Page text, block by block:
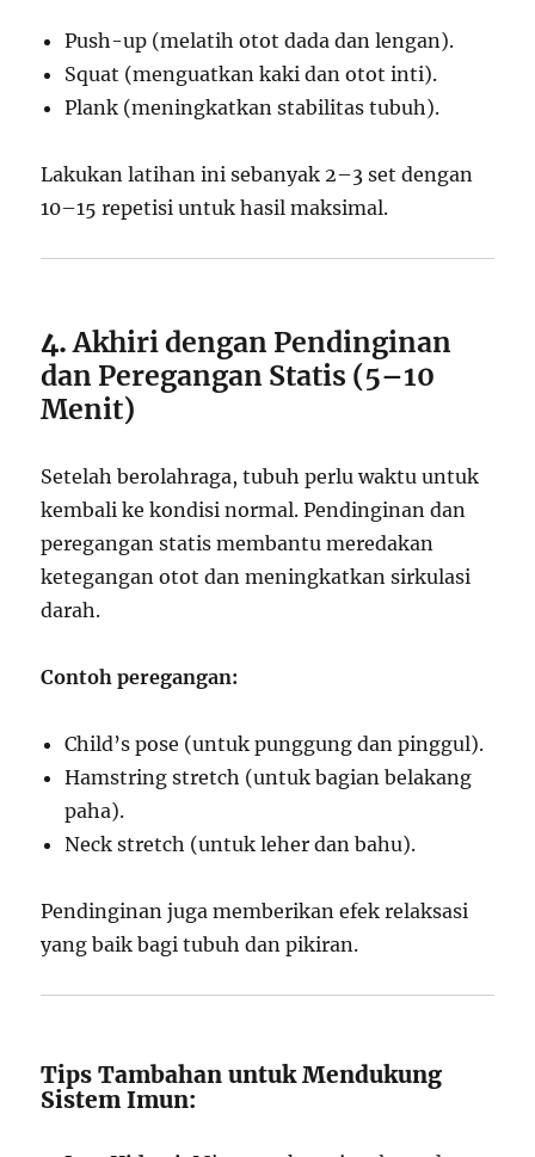
Push-up (melatih otot dada dan lengan).
Squat (menguatkan kaki dan otot inti).
Plank (meningkatkan stabilitas tubuh).
Lakukan latihan ini sebanyak 2–3 set dengan
10–15 repetisi untuk hasil maksimal.
4.Akhiri dengan Pendinginan
dan Peregangan Statis (5–10
Menit)
Setelah berolahraga, tubuh perlu waktu untuk
kembali ke kondisi normal. Pendinginan dan
peregangan statis membantu meredakan
ketegangan otot dan meningkatkan sirkulasi
darah.
Contoh peregangan:
Child’s pose (untuk punggung dan pinggul).
Hamstring stretch (untuk bagian belakang
paha).
Neck stretch (untuk leher dan bahu).
Pendinginan juga memberikan efek relaksasi
yang baik bagi tubuh dan pikiran.
Tips Tambahan untuk Mendukung
Sistem Imun: